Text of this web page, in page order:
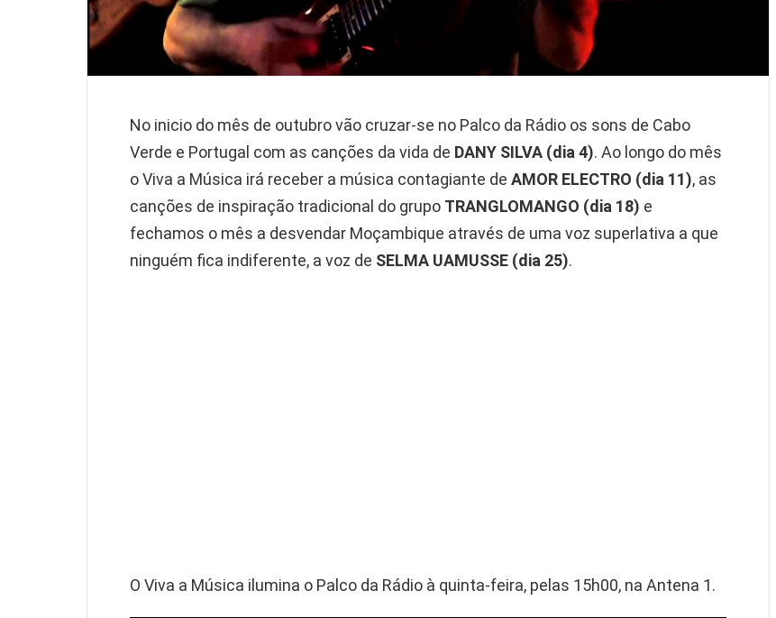
No inicio do mês de outubro vão cruzar-se no Palco da Rádio os sons de Cabo
Verde e Portugal com as canções da vida de DANY SILVA (dia 4). Ao longo do mês
o Viva a Música irá receber a música contagiante de AMOR ELECTRO (dia 11), as
canções de inspiração tradicional do grupo TRANGLOMANGO (dia 18) e
fechamos o mês a desvendar Moçambique através de uma voz superlativa a que
ninguém fica indiferente, a voz de SELMA UAMUSSE (dia 25).
O Viva a Música ilumina o Palco da Rádio à quinta-feira, pelas 15h00, na Antena 1.